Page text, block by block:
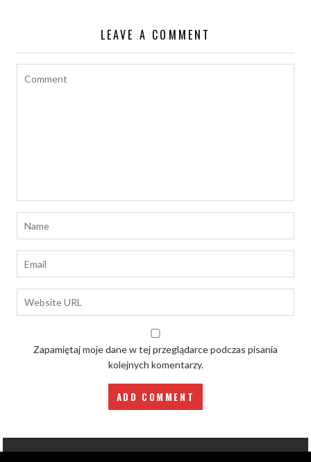
LEAVE A COMMENT
Zapamiętaj moje dane w tej przeglądarce podczas pisania
kolejnych komentarzy.